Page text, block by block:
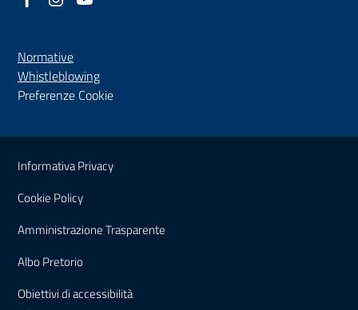
Normative
Whistleblowing(nuova scheda - new tab)
Preferenze Cookie
Sezione Link Utili
Informativa Privacy
Cookie Policy
Amministrazione Trasparente
Albo Pretorio
Obiettivi di accessibilità(nuova scheda - new tab)